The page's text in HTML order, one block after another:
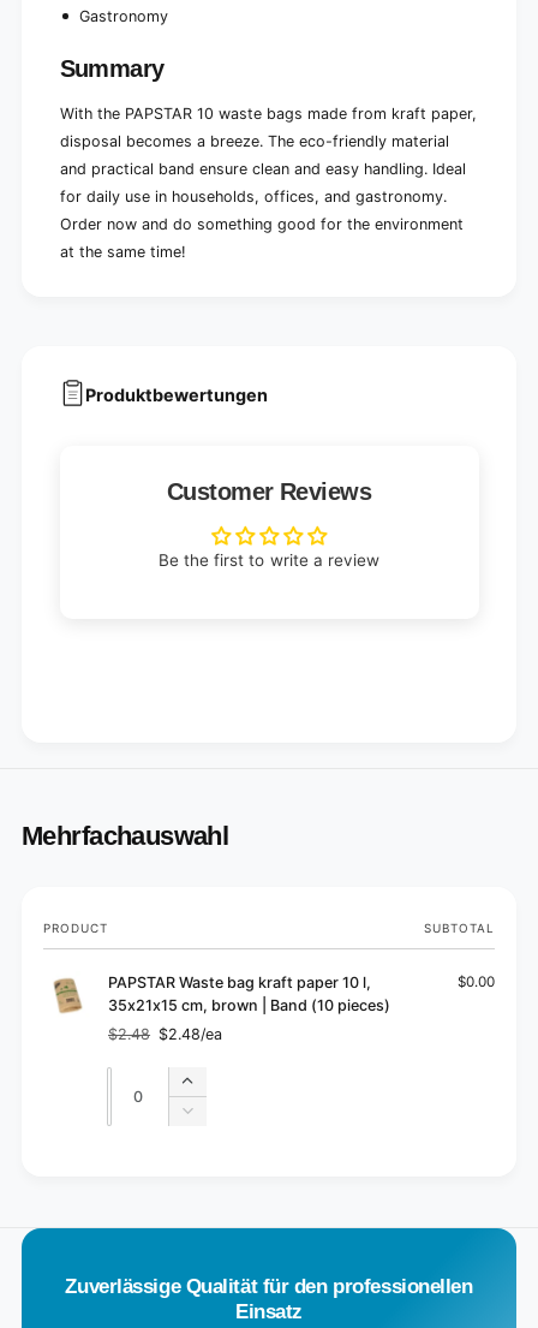
Gastronomy
Summary
With the PAPSTAR 10 waste bags made from kraft paper,
disposal becomes a breeze. The eco-friendly material
and practical band ensure clean and easy handling. Ideal
for daily use in households, offices, and gastronomy.
Order now and do something good for the environment
at the same time!
Produktbewertungen
Customer Reviews
Be the first to write a review
Mehrfachauswahl
Your
cart
PRODUCT SUBTOTAL
PAPSTAR Waste bag kraft paper 10 l,
35x21x15 cm, brown | Band (10 pieces)
Regular
price
$2.48
Sale
price
$2.48/ea
$0.00
Quantity
Increase
quantity
Decrease
a
Zuverlässige Qualität für den professionellen
Einsatz